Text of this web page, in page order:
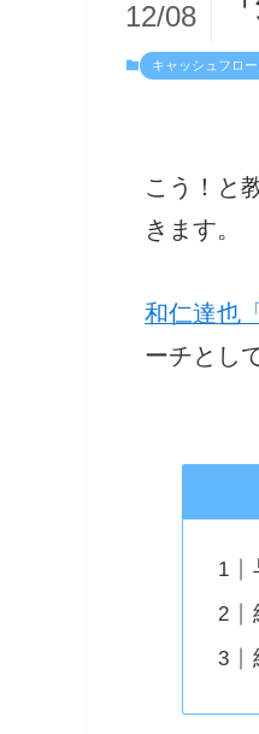
12/08
キャッシュフロ
こう！と
きます。
和仁達也
ーチとし